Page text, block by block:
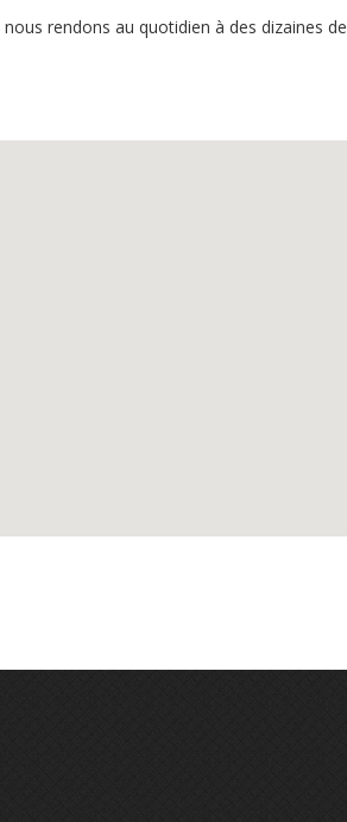
rendons au quotidien à des dizaines de